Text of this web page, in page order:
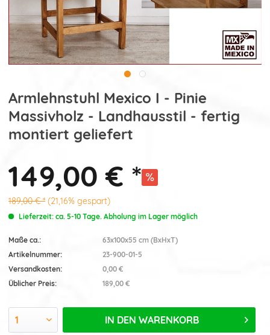
Armlehnstuhl Mexico I - Pinie
Massivholz - Landhausstil - fertig
montiert geliefert
149,00 € *
189,00 € * (21,16% gespart)
Lieferzeit: ca. 5-10 Tage. Abholung im Lager möglich
Maße ca.:
63x100x55 cm (BxHxT)
Artikelnummer:
23-900-01-5
Versandkosten:
0,00 €
Üblicher Preis:
189,00 €
IN DEN WARENKORB